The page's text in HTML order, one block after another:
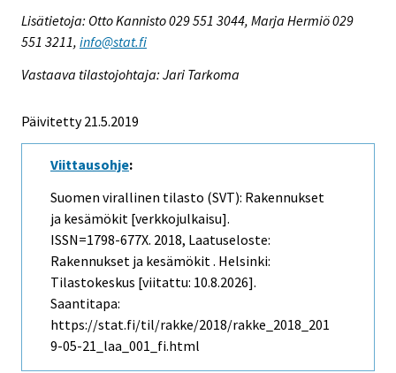
Lisätietoja: Otto Kannisto 029 551 3044, Marja Hermiö 029
551 3211, info@stat.fi
Vastaava tilastojohtaja: Jari Tarkoma
Päivitetty 21.5.2019
Viittausohje:
Suomen virallinen tilasto (SVT): Rakennukset
ja kesämökit [verkkojulkaisu].
ISSN=1798-677X. 2018, Laatuseloste:
Rakennukset ja kesämökit . Helsinki:
Tilastokeskus [viitattu: 10.8.2026].
Saantitapa:
https://stat.fi/til/rakke/2018/rakke_2018_201
9-05-21_laa_001_fi.html